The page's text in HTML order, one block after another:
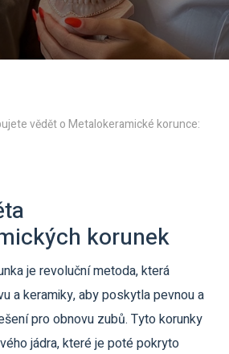
vědět o Metalokeramické korunce:
korunek
je revoluční metoda, která
a keramiky, aby poskytla pevnou a
pro obnovu zubů. Tyto korunky
jádra, které je poté pokryto